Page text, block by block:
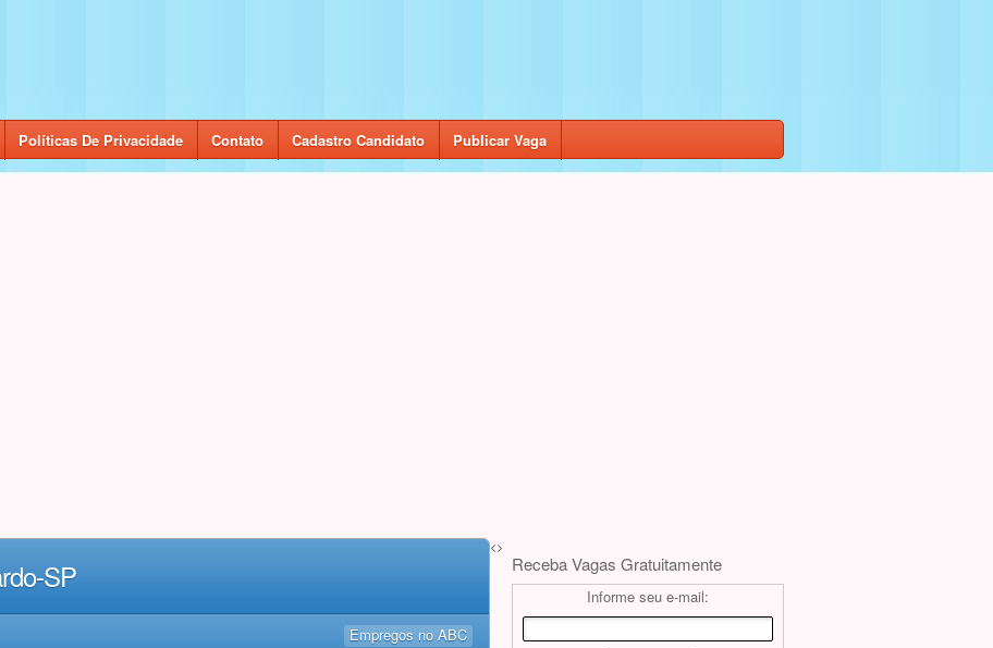
Políticas De Privacidade Contato Cadastro Candidato Publicar Vaga
<>
SP
Empregos no ABC
Receba Vagas Gratuitamente
Informe seu e-mail: